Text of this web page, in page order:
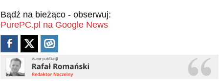
Bądź na bieżąco - obserwuj:
PurePC.pl na Google News